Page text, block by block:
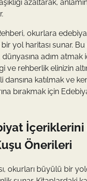
azaltarak,
okurlara
yol haritası sunar.
adım atmak
ve rehberlik elinizin
dansına katılmak ve
bırakmak için
İçeriklerini
Önerileri
okurları büyülü bir